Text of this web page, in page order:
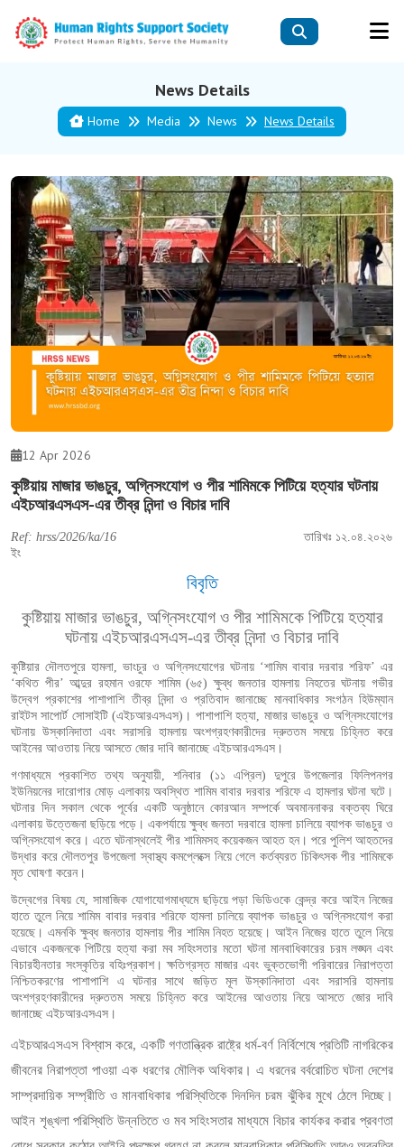
News Details
Home Media News News Details
12 Apr 2026
কুষ্টিয়ায় মাজার ভাঙচুর, অগ্নিসংযোগ ও পীর শামিমকে পিটিয়ে হত্যার ঘটনায়
এইচআরএসএস-এর তীব্র নিন্দা ও বিচার দাবি
Ref: hrss/2026/ka/16
তারিখঃ ১২.০৪.২০২৬
ইং
বিবৃতি
কুষ্টিয়ায় মাজার ভাঙচুর, অগ্নিসংযোগ ও পীর শামিমকে পিটিয়ে হত্যার
ঘটনায় এইচআরএসএস-এর তীব্র নিন্দা ও বিচার দাবি
কুষ্টিয়ার দৌলতপুরে হামলা, ভাংচুর ও অগ্নিসংযোগের ঘটনায় ‘শামিম বাবার দরবার শরিফ’ এর
‘কথিত পীর’ আব্দুর রহমান ওরফে শামিম (৬৫) ক্ষুব্ধ জনতার হামলায় নিহতের ঘটনায় গভীর
উদ্বেগ প্রকাশের পাশাপাশি তীব্র নিন্দা ও প্রতিবাদ জানাচ্ছে মানবাধিকার সংগঠন হিউম্যান
রাইটস সাপোর্ট সোসাইটি (এইচআরএসএস)। পাশাপাশি হত্যা, মাজার ভাঙচুর ও অগ্নিসংযোগের
ঘটনায় উস্কানিদাতা এবং সরাসরি হামলায় অংশগ্রহণকারীদের দ্রুততম সময়ে চিহ্নিত করে
আইনের আওতায় নিয়ে আসতে জোর দাবি জানাচ্ছে এইচআরএসএস।
গণমাধ্যমে প্রকাশিত তথ্য অনুযায়ী, শনিবার (১১ এপ্রিল) দুপুরে উপজেলার ফিলিপনগর
ইউনিয়নের দারোগার মোড় এলাকায় অবস্থিত শামিম বাবার দরবার শরিফে এ হামলার ঘটনা ঘটে।
ঘটনার দিন সকাল থেকে পূর্বের একটি অনুষ্ঠানে কোরআন সম্পর্কে অবমাননাকর বক্তব্য ঘিরে
এলাকায় উত্তেজনা ছড়িয়ে পড়ে। একপর্যায়ে ক্ষুব্ধ জনতা দরবারে হামলা চালিয়ে ব্যাপক ভাঙচুর ও
অগ্নিসংযোগ করে। এতে ঘটনাস্থলেই পীর শামিমসহ কয়েকজন আহত হন। পরে পুলিশ আহতদের
উদ্ধার করে দৌলতপুর উপজেলা স্বাস্থ্য কমপ্লেক্সে নিয়ে গেলে কর্তব্যরত চিকিৎসক পীর শামিমকে
মৃত ঘোষণা করেন।
উদ্বেগের বিষয় যে, সামাজিক যোগাযোগমাধ্যমে ছড়িয়ে পড়া ভিডিওকে কেন্দ্র করে আইন নিজের
হাতে তুলে নিয়ে শামিম বাবার দরবার শরিফে হামলা চালিয়ে ব্যাপক ভাঙচুর ও অগ্নিসংযোগ করা
হয়েছে। এমনকি ক্ষুব্ধ জনতার হামলায় পীর শামিম নিহত হয়েছে। আইন নিজের হাতে তুলে নিয়ে
এভাবে একজনকে পিটিয়ে হত্যা করা মব সহিংসতার মতো ঘটনা মানবাধিকারের চরম লঙ্ঘন এবং
বিচারহীনতার সংস্কৃতির বহিঃপ্রকাশ। ক্ষতিগ্রস্ত মাজার এবং ভুক্তভোগী পরিবারের নিরাপত্তা
নিশ্চিতকরণের পাশাপাশি এ ঘটনার সাথে জড়িত মূল উস্কানিদাতা এবং সরাসরি হামলায়
অংশগ্রহণকারীদের দ্রুততম সময়ে চিহ্নিত করে আইনের আওতায় নিয়ে আসতে জোর দাবি
জানাচ্ছে এইচআরএসএস।
এইচআরএসএস বিশ্বাস করে, একটি গণতান্ত্রিক রাষ্ট্রে ধর্ম-বর্ণ নির্বিশেষে প্রতিটি নাগরিকের
জীবনের নিরাপত্তা পাওয়া এক ধরণের মৌলিক অধিকার। এ ধরনের বর্বরোচিত ঘটনা দেশের
সাম্প্রদায়িক সম্প্রীতি ও মানবাধিকার পরিস্থিতিকে দিনদিন চরম ঝুঁকির মুখে ঠেলে দিচ্ছে।
আইন শৃঙ্খলা পরিস্থিতি উন্নতিতে ও মব সহিংসতার মাধ্যমে বিচার কার্যকর করার প্রবণতা